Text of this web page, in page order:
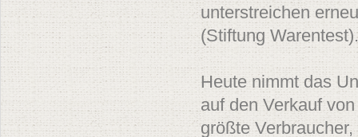
unterstreichen
(Stiftung Warentest).
Heute nimmt das
auf den Verkauf
größte